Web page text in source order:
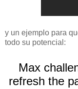
y un ejemplo para
todo su potencial: